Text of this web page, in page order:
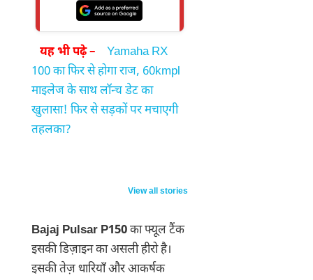
यह भी पढ़े –
Yamaha RX
100 का फिर से होगा राज, 60kmpl
माइलेज के साथ लॉन्च डेट का
खुलासा! फिर से सड़कों पर मचाएगी
तहलका?
View all stories
Affordable Pulsar
125 launched,
priced at this
price
Launching Feb
Beast with 50MP
Zeiss Camera!
Bajaj Pulsar P150का फ्यूल टैंक
इसकी डिज़ाइन का असली हीरो है।
इसकी तेज़ धारियाँ और आकर्षक